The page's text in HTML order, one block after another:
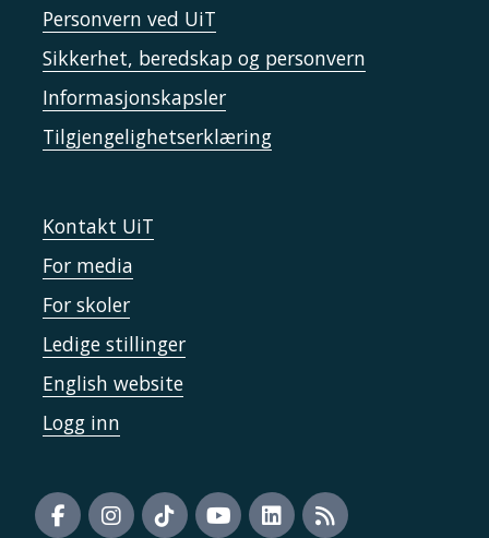
Personvern ved UiT
Sikkerhet, beredskap og personvern
Informasjonskapsler
Tilgjengelighetserklæring
Kontakt UiT
For media
For skoler
Ledige stillinger
English website
Logg inn